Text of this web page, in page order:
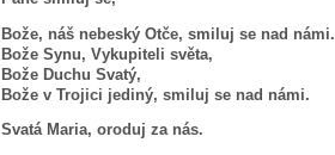
Bože, náš nebeský Otče, smiluj se nad námi.
Bože Synu, Vykupiteli světa,
Bože Duchu Svatý,
Bože v Trojici jediný, smiluj se nad námi.
Svatá Maria, oroduj za nás.